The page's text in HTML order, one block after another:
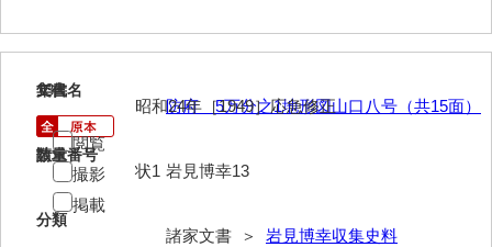
桂家文書（宇部市2）
門井家文書
13
文書名
防府 5万分之1地形図山口八号（共15面）
請求番号
岩見博幸13
分類
諸家文書 ＞ 岩見博幸収集史料
年代
昭和24年［1949］応急修正
数量
状1
閲覧
撮影
掲載